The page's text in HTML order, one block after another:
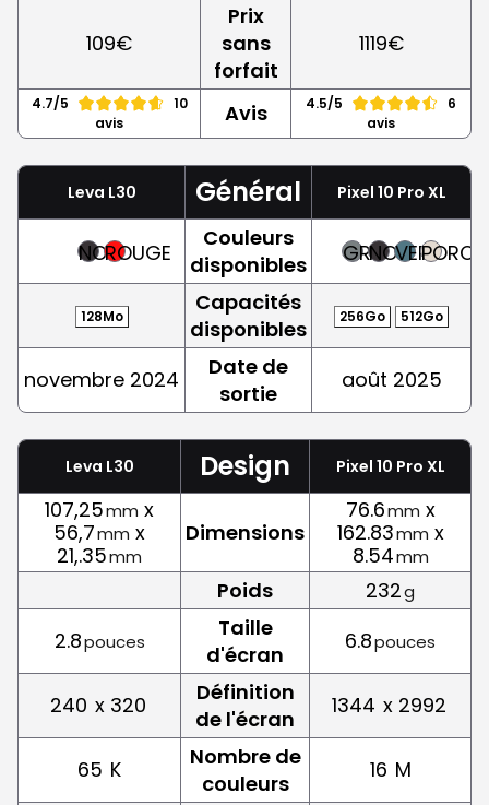
109€
Prix
sans
forfait
1119€
4.7/5
10
avis
Avis 4.5/5
6
avis
Leva L30 Général Pixel 10 Pro XL
NOIRROUGE
Couleurs
disponibles
GRISNOIRVERT
128Mo
Capacités
disponibles
256Go 512Go
novembre 2024
Date de
sortie
août 2025
Leva L30 Design Pixel 10 Pro XL
107,25mm x
56,7mm x
21,.35mm
Dimensions
76.6mm x
162.83mm x
8.54mm
Poids 232g
2.8pouces
Taille
d'écran
6.8pouces
240 x 320
Définition
de l'écran
1344 x 2992
65 K
Nombre de
couleurs
16 M